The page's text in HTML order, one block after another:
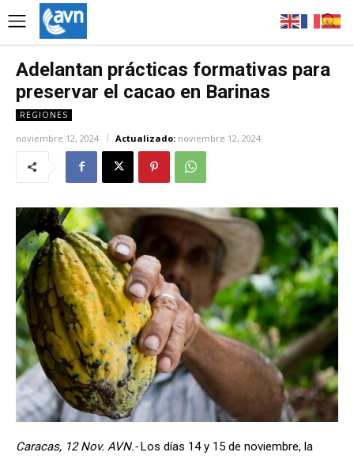
Adelantan prácticas formativas para
preservar el cacao en Barinas
REGIONES
noviembre 12, 2024 Actualizado: noviembre 12, 2024
Caracas, 12 Nov. AVN.-Los días 14 y 15 de noviembre, la